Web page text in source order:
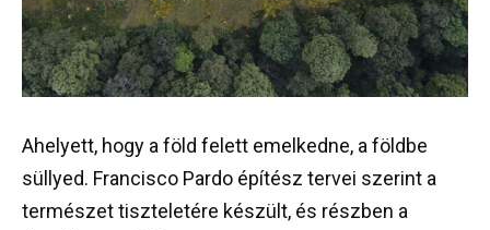
Ahelyett, hogy a föld felett emelkedne, a földbe
süllyed. Francisco Pardo építész tervei szerint a
természet tiszteletére készült, és részben a